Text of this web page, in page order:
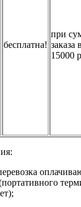
бесплатна!
при
заказа
15000